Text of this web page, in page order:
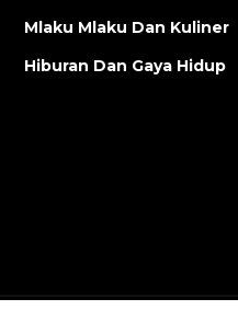
Mlaku Mlaku Dan Kuliner
Hiburan Dan Gaya Hidup